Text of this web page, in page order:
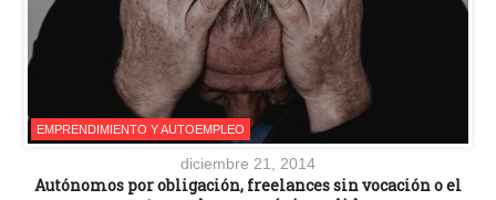
EMPRENDIMIENTO Y AUTOEMPLEO
diciembre 21, 2014
Autónomos por obligación, freelances sin vocación o el